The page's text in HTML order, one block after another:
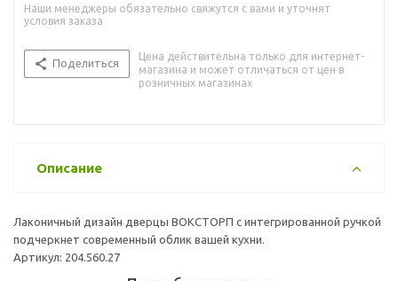
Наши менеджеры обязательно свяжутся с вами и уточнят
условия заказа
Поделиться
Цена действительна только для интернет-
магазина и может отличаться от цен в
розничных магазинах
Описание
Лаконичный дизайн дверцы ВОКСТОРП с интегрированной ручкой
подчеркнет современный облик вашей кухни.
Артикул: 204.560.27